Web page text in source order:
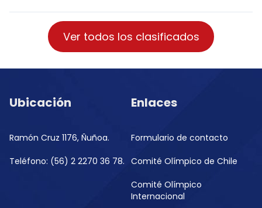
Ver todos los clasificados
Ubicación
Ramón Cruz 1176, Ñuñoa.
Teléfono: (56) 2 2270 36 78.
Enlaces
Formulario de contacto
Comité Olímpico de Chile
Comité Olímpico
Internacional